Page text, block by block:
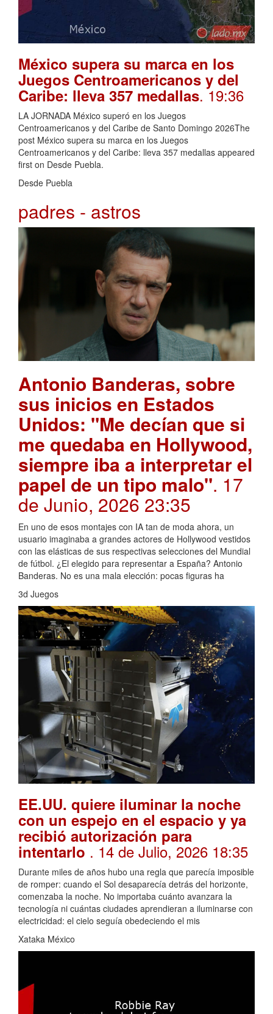
México supera su marca en los
Juegos Centroamericanos y del
Caribe: lleva 357 medallas. 19:36
LA JORNADA México superó en los Juegos
Centroamericanos y del Caribe de Santo Domingo 2026The
post México supera su marca en los Juegos
Centroamericanos y del Caribe: lleva 357 medallas appeared
first on Desde Puebla.
Desde Puebla
padres - astros
Antonio Banderas, sobre
sus inicios en Estados
Unidos: "Me decían que si
me quedaba en Hollywood,
siempre iba a interpretar el
papel de un tipo malo". 17
de Junio, 2026 23:35
En uno de esos montajes con IA tan de moda ahora, un
usuario imaginaba a grandes actores de Hollywood vestidos
con las elásticas de sus respectivas selecciones del Mundial
de fútbol. ¿El elegido para representar a España? Antonio
Banderas. No es una mala elección: pocas figuras ha
3d Juegos
EE.UU. quiere iluminar la noche
con un espejo en el espacio y ya
recibió autorización para
intentarlo . 14 de Julio, 2026 18:35
Durante miles de años hubo una regla que parecía imposible
de romper: cuando el Sol desaparecía detrás del horizonte,
comenzaba la noche. No importaba cuánto avanzara la
tecnología ni cuántas ciudades aprendieran a iluminarse con
electricidad: el cielo seguía obedeciendo el mis
Xataka México